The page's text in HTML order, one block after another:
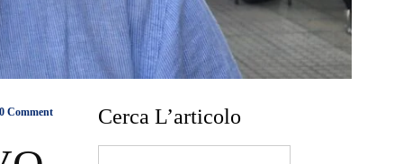
Comment Cerca L’articolo